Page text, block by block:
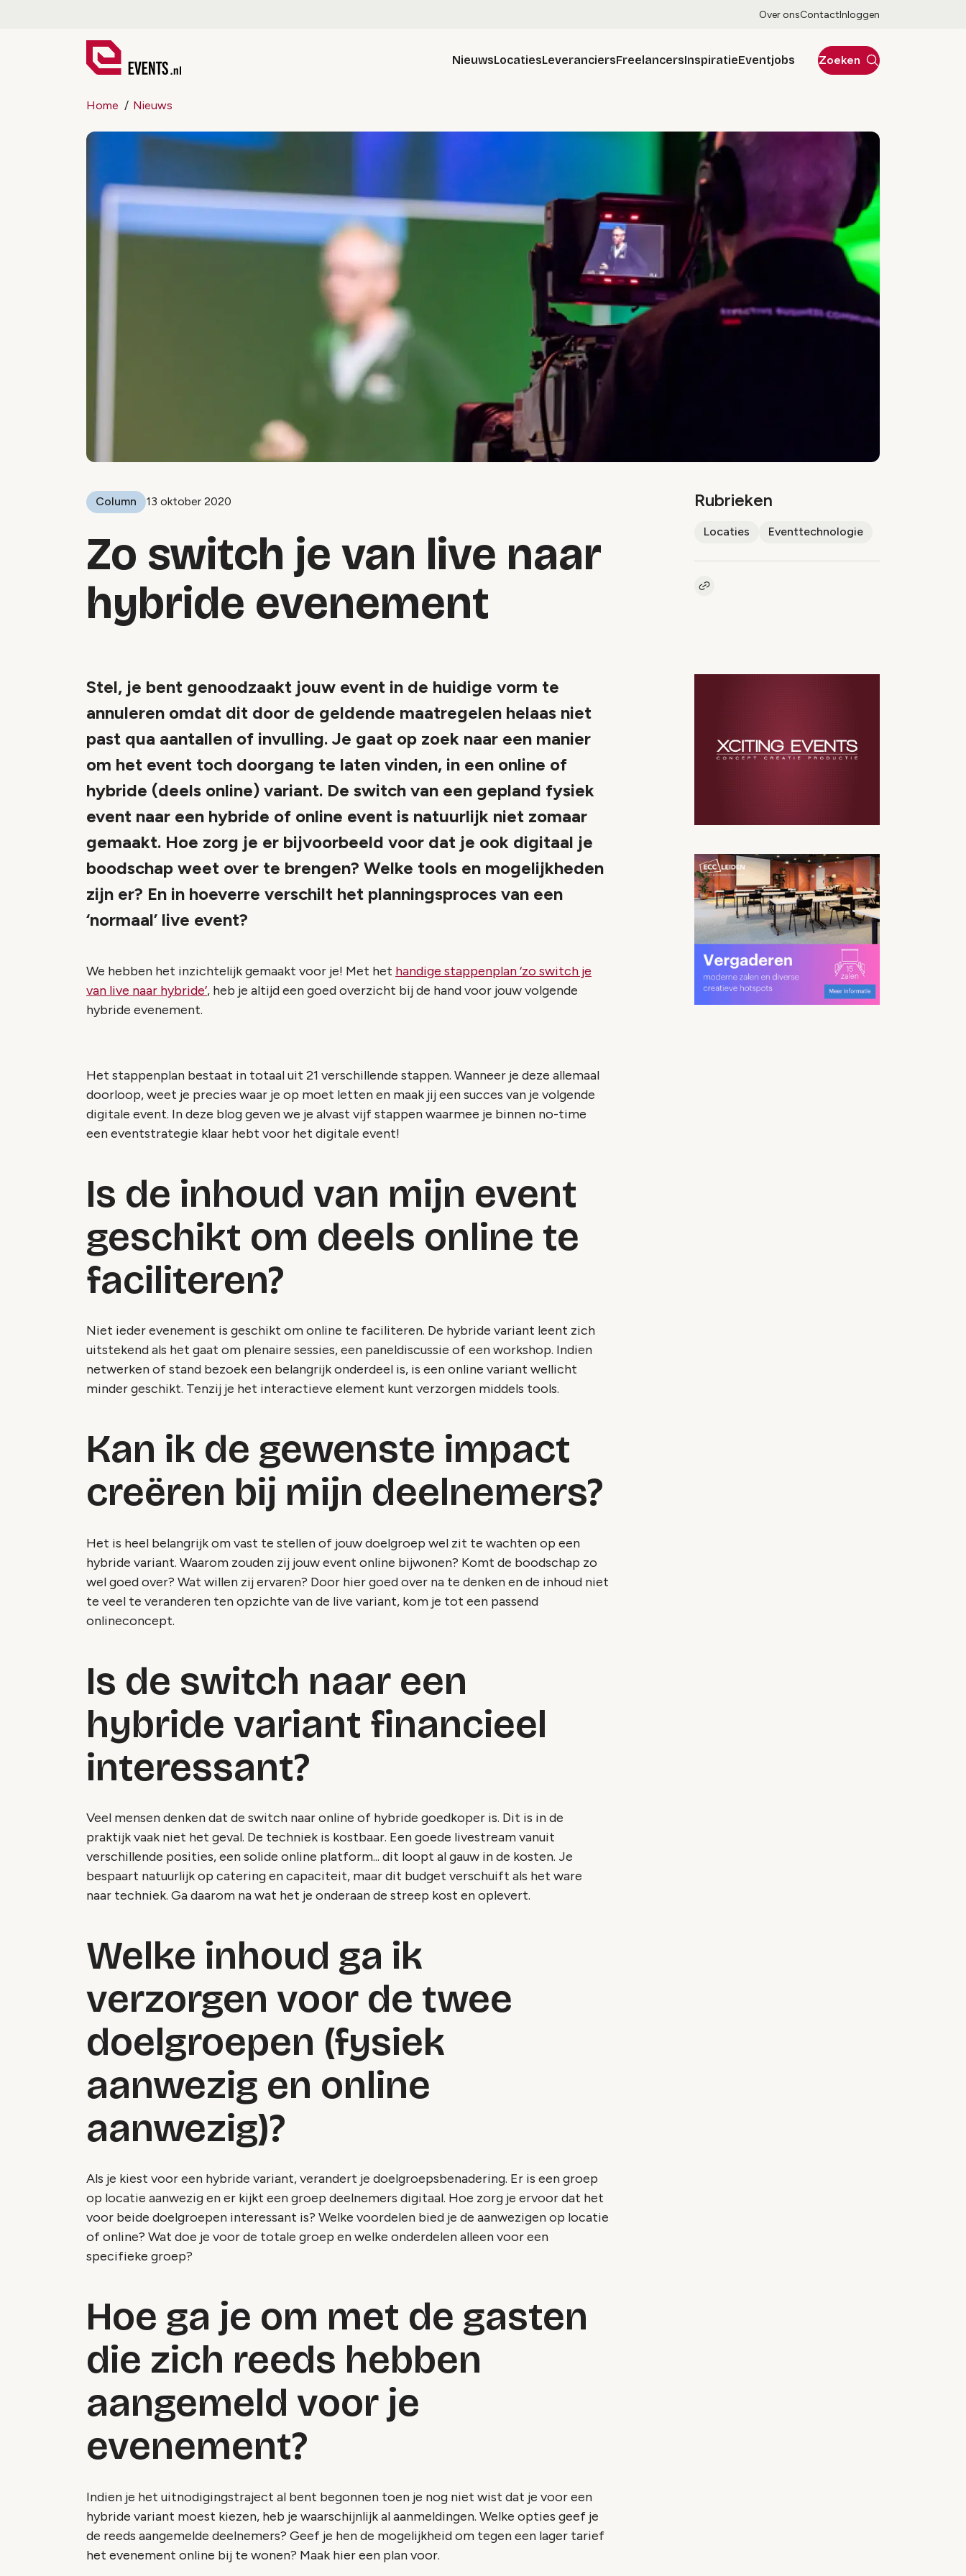
Over onsContactInloggen
NieuwsLocatiesLeveranciersFreelancersInspiratieEventjobs Zoeken
Home Nieuws
Column 13 oktober 2020
Zo switch je van live naar
hybride evenement
Rubrieken
Locaties Eventtechnologie
Kopieer link naar artikel
Stel, je bent genoodzaakt jouw event in de huidige vorm te
annuleren omdat dit door de geldende maatregelen helaas niet
past qua aantallen of invulling. Je gaat op zoek naar een manier
om het event toch doorgang te laten vinden, in een online of
hybride (deels online) variant. De switch van een gepland fysiek
event naar een hybride of online event is natuurlijk niet zomaar
gemaakt. Hoe zorg je er bijvoorbeeld voor dat je ook digitaal je
boodschap weet over te brengen? Welke tools en mogelijkheden
zijn er? En in hoeverre verschilt het planningsproces van een
‘normaal’ live event?
We hebben het inzichtelijk gemaakt voor je! Met het handige stappenplan ‘zo switch je
van live naar hybride’, heb je altijd een goed overzicht bij de hand voor jouw volgende
hybride evenement.
Het stappenplan bestaat in totaal uit 21 verschillende stappen. Wanneer je deze allemaal
doorloop, weet je precies waar je op moet letten en maak jij een succes van je volgende
digitale event. In deze blog geven we je alvast vijf stappen waarmee je binnen no-time
een eventstrategie klaar hebt voor het digitale event!
Is de inhoud van mijn event
geschikt om deels online te
faciliteren?
Niet ieder evenement is geschikt om online te faciliteren. De hybride variant leent zich
uitstekend als het gaat om plenaire sessies, een paneldiscussie of een workshop. Indien
netwerken of stand bezoek een belangrijk onderdeel is, is een online variant wellicht
minder geschikt. Tenzij je het interactieve element kunt verzorgen middels tools.
Kan ik de gewenste impact
creëren bij mijn deelnemers?
Het is heel belangrijk om vast te stellen of jouw doelgroep wel zit te wachten op een
hybride variant. Waarom zouden zij jouw event online bijwonen? Komt de boodschap zo
wel goed over? Wat willen zij ervaren? Door hier goed over na te denken en de inhoud niet
te veel te veranderen ten opzichte van de live variant, kom je tot een passend
onlineconcept.
Is de switch naar een
hybride variant financieel
interessant?
Veel mensen denken dat de switch naar online of hybride goedkoper is. Dit is in de
praktijk vaak niet het geval. De techniek is kostbaar. Een goede livestream vanuit
verschillende posities, een solide online platform... dit loopt al gauw in de kosten. Je
bespaart natuurlijk op catering en capaciteit, maar dit budget verschuift als het ware
naar techniek. Ga daarom na wat het je onderaan de streep kost en oplevert.
Welke inhoud ga ik
verzorgen voor de twee
doelgroepen (fysiek
aanwezig en online
aanwezig)?
Als je kiest voor een hybride variant, verandert je doelgroepsbenadering. Er is een groep
op locatie aanwezig en er kijkt een groep deelnemers digitaal. Hoe zorg je ervoor dat het
voor beide doelgroepen interessant is? Welke voordelen bied je de aanwezigen op locatie
of online? Wat doe je voor de totale groep en welke onderdelen alleen voor een
specifieke groep?
Hoe ga je om met de gasten
die zich reeds hebben
aangemeld voor je
evenement?
Indien je het uitnodigingstraject al bent begonnen toen je nog niet wist dat je voor een
hybride variant moest kiezen, heb je waarschijnlijk al aanmeldingen. Welke opties geef je
de reeds aangemelde deelnemers? Geef je hen de mogelijkheid om tegen een lager tarief
het evenement online bij te wonen? Maak hier een plan voor.